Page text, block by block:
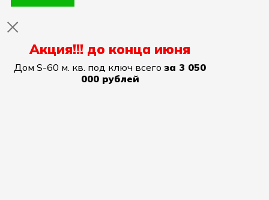
Акция!!! до конца июня
Дом S-60 м. кв. под ключ всего за 3 050
000 рублей